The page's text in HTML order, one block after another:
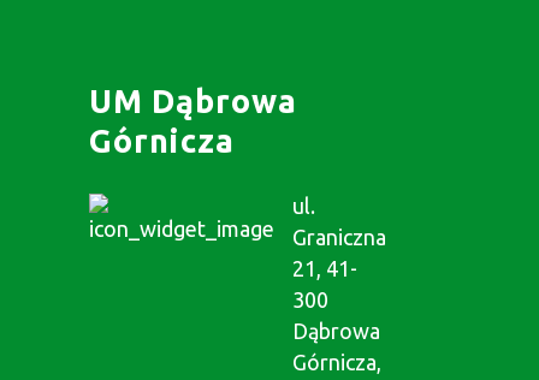
UM Dąbrowa
Górnicza
ul.
Graniczna
21, 41-
300
Dąbrowa
Górnicza,